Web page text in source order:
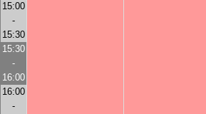
15:00
-
15:30
15:30
-
16:00
16:00
-